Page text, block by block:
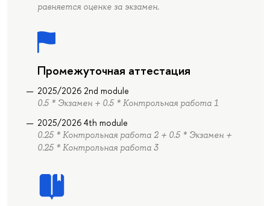
равняется оценке за экзамен.
Промежуточная аттестация
2025/2026 2nd module
0.5 * Экзамен + 0.5 * Контрольная работа 1
2025/2026 4th module
0.25 * Контрольная работа 2 + 0.5 * Экзамен +
0.25 * Контрольная работа 3